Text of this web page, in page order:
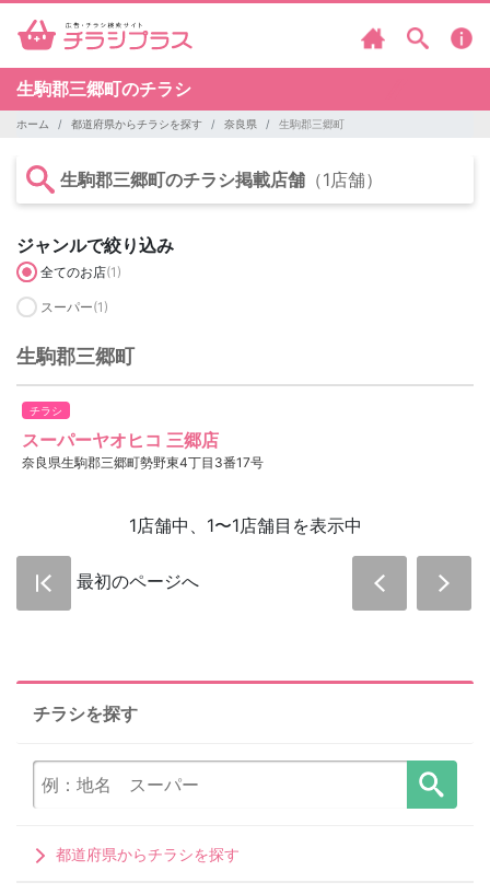
生駒郡三郷町のチラシ
ホーム 都道府県からチラシを探す 奈良県 生駒郡三郷町
生駒郡三郷町のチラシ掲載店舗 （1店舗）
ジャンルで絞り込み
全てのお店(1)
スーパー(1)
生駒郡三郷町
チラシ
スーパーヤオヒコ 三郷店
奈良県生駒郡三郷町勢野東4丁目3番17号
1店舗中、1〜1店舗目を表示中
最初のページへ
チラシを探す
都道府県からチラシを探す